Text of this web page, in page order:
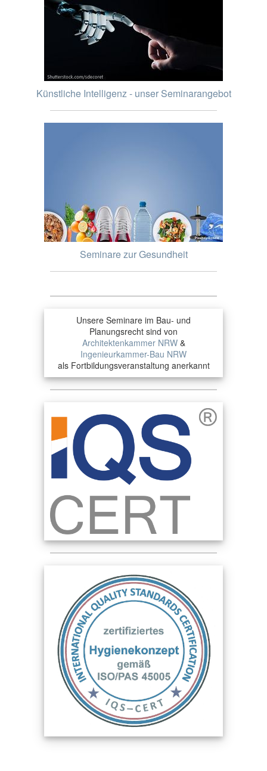
Künstliche Intelligenz - unser Seminarangebot
Seminare zur Gesundheit
Unsere Seminare im Bau- und
Planungsrecht sind von
Architektenkammer NRW&
Ingenieurkammer-Bau NRW
als Fortbildungsveranstaltung anerkannt